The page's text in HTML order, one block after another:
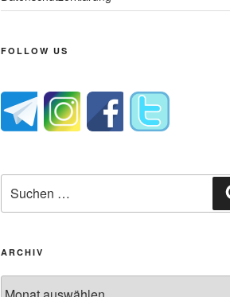
FOLLOW US
nach:
ARCHIV